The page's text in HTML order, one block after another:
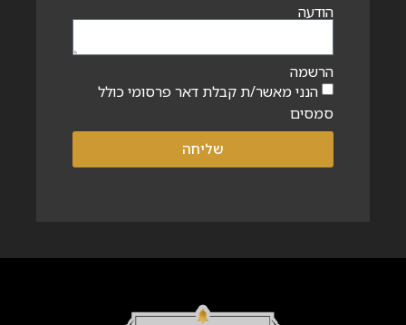
הודעה
הרשמה
הנני מאשר/ת קבלת דאר פרסומי כולל
סמסים
שליחה